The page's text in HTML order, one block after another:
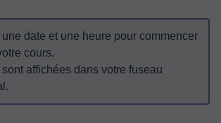
date et une heure pour commencer
cours.
sont affichées dans votre fuseau